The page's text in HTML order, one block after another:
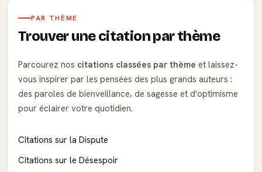
PAR THÈME
Trouver une citation par thème
Parcourez nos citations classées par thème et laissez-
vous inspirer par les pensées des plus grands auteurs :
des paroles de bienveillance, de sagesse et d'optimisme
pour éclairer votre quotidien.
Citations sur la Dispute
Citations sur le Désespoir